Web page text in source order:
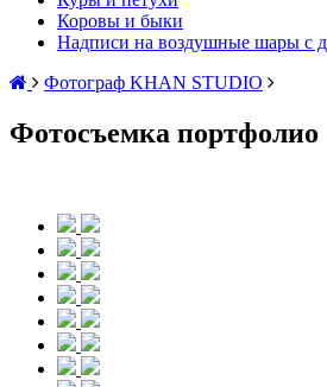
Коровы и быки
Надписи на воздушные шары с
Фотограф KHAN STUDIO
Фотосъемка портфолио